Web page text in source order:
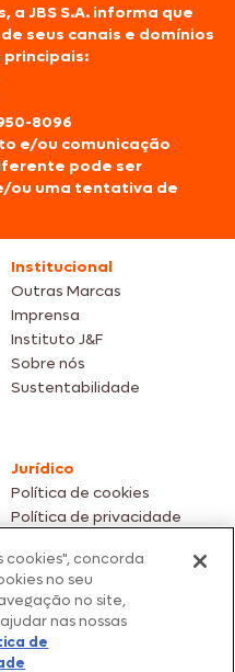
JBS S.A. informa que
seus canais e domínios
principais:
8096
e/ou comunicação
pode ser
ou uma tentativa de
Institucional
Outras Marcas
Imprensa
Instituto J&F
Sobre nós
Sustentabilidade
Jurídico
Política de cookies
Política de privacidade
válidas enquanto durarem os
sujeitas a análise e confirmação
são válidos
em nossos parceiros.
de estoque.
cookies", concorda
no seu
no site,
nas nossas
de